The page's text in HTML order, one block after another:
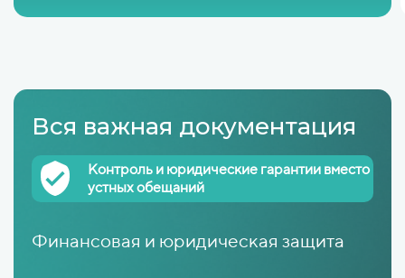
Вся важная документация
Контроль и юридические гарантии вместо
устных обещаний
Финансовая и юридическая защита